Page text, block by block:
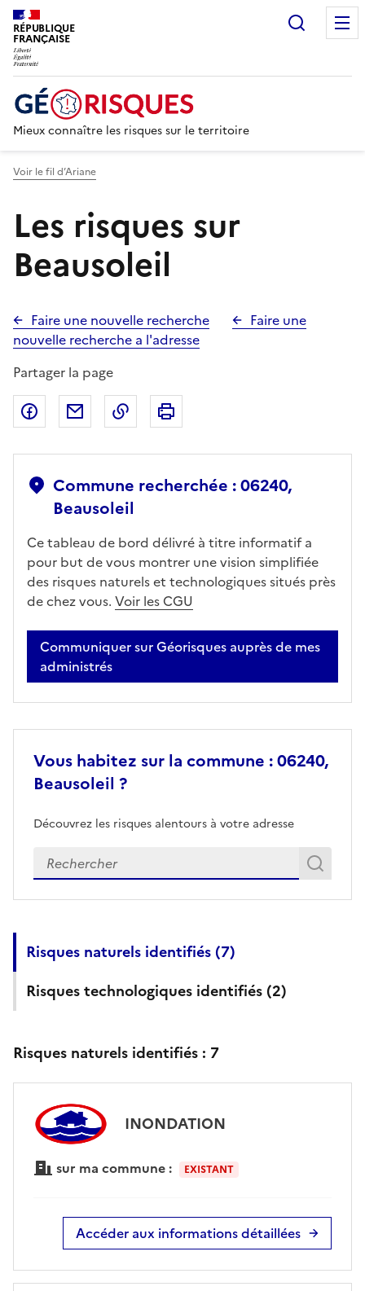
RÉPUBLIQUE
FRANÇAISE
Mieux connaître les risques sur le territoire
Voir le fil d’Ariane
Les risques sur
Beausoleil
Faire une nouvelle recherche
Faire une
nouvelle recherche a l'adresse
Partager la page
Partager sur Facebook
Partager par emailCopier dans le presse-papier
Commune recherchée : 06240,
Beausoleil
Ce tableau de bord délivré à titre informatif a
pour but de vous montrer une vision simplifiée
des risques naturels et technologiques situés près
de chez vous. Voir les CGU
Communiquer sur Géorisques auprès de mes
administrés
Vous habitez sur la commune : 06240,
Beausoleil ?
Découvrez les risques alentours à votre adresse
Veuillez renseigner votre adresse exacte
Risques naturels identifiés (7)
Risques technologiques identifiés (2)
Risques naturels identifiés : 7
INONDATION
sur ma commune : EXISTANT
Accéder aux informations détaillées